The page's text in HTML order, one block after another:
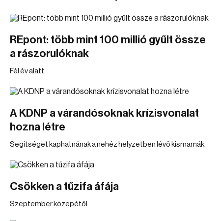
REpont: több mint 100 millió gyűlt össze
a rászorulóknak
Fél év alatt.
A KDNP a várandósoknak krízisvonalat
hozna létre
Segítséget kaphatnának a nehéz helyzetben lévő kismamák.
Csökken a tűzifa áfája
Szeptember közepétől.